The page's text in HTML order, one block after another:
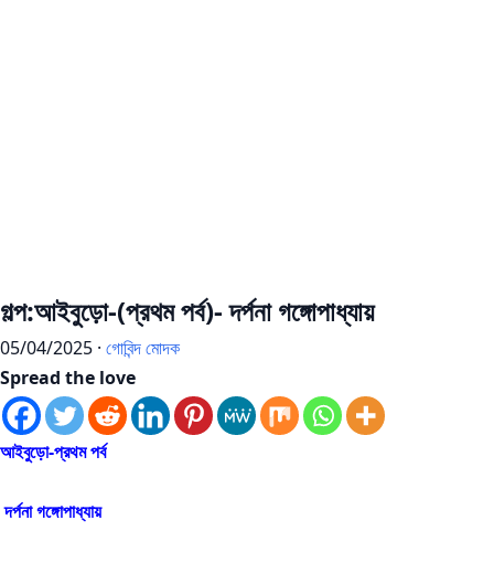
গল্প:আইবুড়ো-(প্রথম পর্ব)- দর্পনা গঙ্গোপাধ্যায়
05/04/2025 · গোবিন্দ মোদক
Spread the love
আইবুড়ো-প্রথম পর্ব
দর্পনা গঙ্গোপাধ্যায়